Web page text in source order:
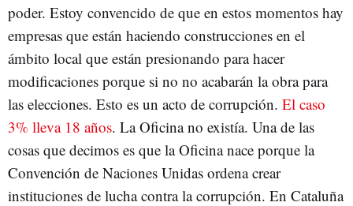
poder. Estoy convencido de que en estos momentos hay
empresas que están haciendo construcciones en el
ámbito local que están presionando para hacer
modificaciones porque si no no acabarán la obra para
las elecciones. Esto es un acto de corrupción. El caso
3% lleva 18 años. La Oficina no existía. Una de las
cosas que decimos es que la Oficina nace porque la
Convención de Naciones Unidas ordena crear
instituciones de lucha contra la corrupción. En Cataluña